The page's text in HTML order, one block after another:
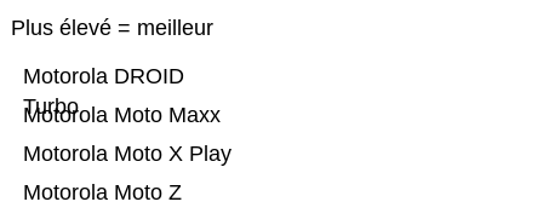
Plus élevé = meilleur
Motorola Moto Z
Motorola Moto X Play
Motorola Moto Maxx
Motorola DROID
Turbo